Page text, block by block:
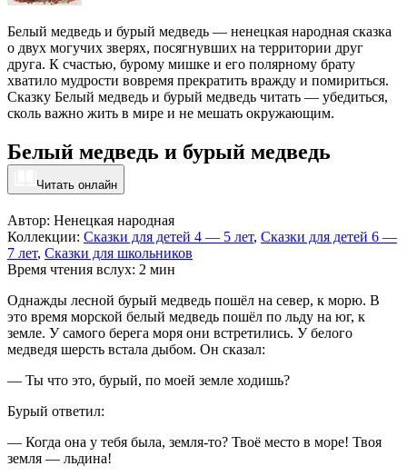
Белый медведь и бурый медведь — ненецкая народная сказка
о двух могучих зверях, посягнувших на территории друг
друга. К счастью, бурому мишке и его полярному брату
хватило мудрости вовремя прекратить вражду и помириться.
Сказку Белый медведь и бурый медведь читать — убедиться,
сколь важно жить в мире и не мешать окружающим.
Белый медведь и бурый медведь
Читать онлайн
Автор: Ненецкая народная
Коллекции: Сказки для детей 4 — 5 лет, Сказки для детей 6 —
7 лет, Сказки для школьников
Время чтения вслух: 2 мин
Однажды лесной бурый медведь пошёл на север, к морю. В
это время морской белый медведь пошёл по льду на юг, к
земле. У самого берега моря они встретились. У белого
медведя шерсть встала дыбом. Он сказал:
— Ты что это, бурый, по моей земле ходишь?
Бурый ответил:
— Когда она у тебя была, земля-то? Твоё место в море! Твоя
земля — льдина!